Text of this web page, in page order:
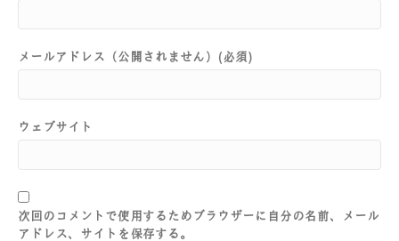
メールアドレス（公開されません）(必須)
ウェブサイト
次回のコメントで使用するためブラウザーに自分の名前、メール
アドレス、サイトを保存する。